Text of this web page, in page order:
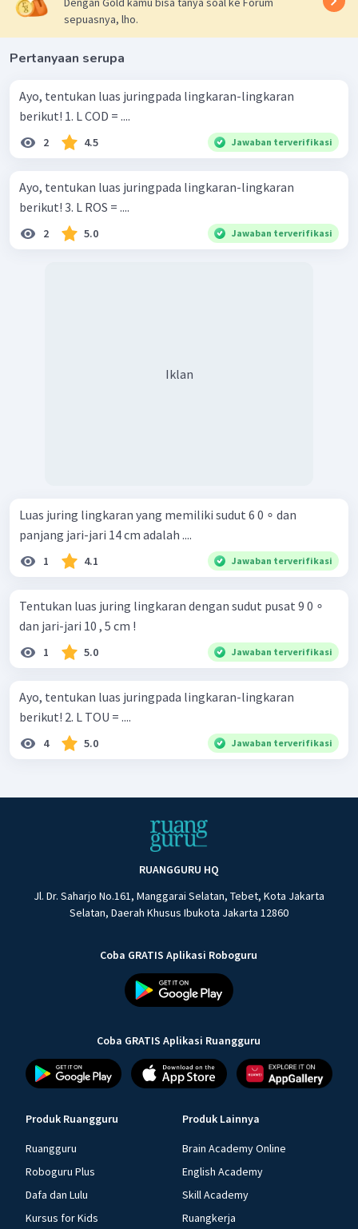
Sehingga:
=
=
sepuasnya, lho.
Pertanyaan serupa
Ayo, tentukan luas juringpada lingkaran-lingkaran
berikut! 1. L COD = ....
2 4.5 Jawaban terverifikasi
Ayo, tentukan luas juringpada lingkaran-lingkaran
berikut! 3. L ROS = ....
2 5.0 Jawaban terverifikasi
Iklan
Luas juring lingkaran yang memiliki sudut 6 0 ∘ dan
panjang jari-jari 14 cm adalah ....
1 4.1 Jawaban terverifikasi
Tentukan luas juring lingkaran dengan sudut pusat 9 0 ∘
dan jari-jari 10 , 5 cm !
1 5.0 Jawaban terverifikasi
Ayo, tentukan luas juringpada lingkaran-lingkaran
berikut! 2. L TOU = ....
4 5.0 Jawaban terverifikasi
RUANGGURU HQ
Jl. Dr. Saharjo No.161, Manggarai Selatan, Tebet, Kota Jakarta
Selatan, Daerah Khusus Ibukota Jakarta 12860
Coba GRATIS Aplikasi Roboguru
Coba GRATIS Aplikasi Ruangguru
Produk Ruangguru
Ruangguru
Roboguru Plus
Dafa dan Lulu
Kursus for Kids
Produk Lainnya
Brain Academy Online
English Academy
Skill Academy
Ruangkerja